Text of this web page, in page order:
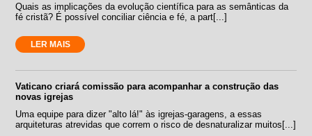
Quais as implicações da evolução científica para as semânticas da
fé cristã? É possível conciliar ciência e fé, a part[...]
LER MAIS
Vaticano criará comissão para acompanhar a construção das
novas igrejas
Uma equipe para dizer "alto lá!" às igrejas-garagens, a essas
arquiteturas atrevidas que correm o risco de desnaturalizar muitos[...]